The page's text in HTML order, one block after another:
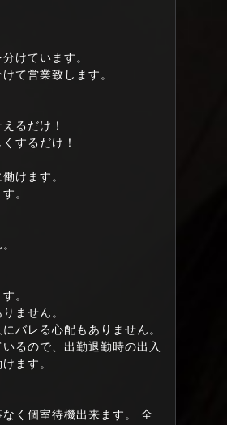
けています。
て営業致します。
るだけ！
するだけ！
けます。
。
。
ません。
バレる心配もありません。
るので、出勤退勤時の出入
ます。
く個室待機出来ます。 全